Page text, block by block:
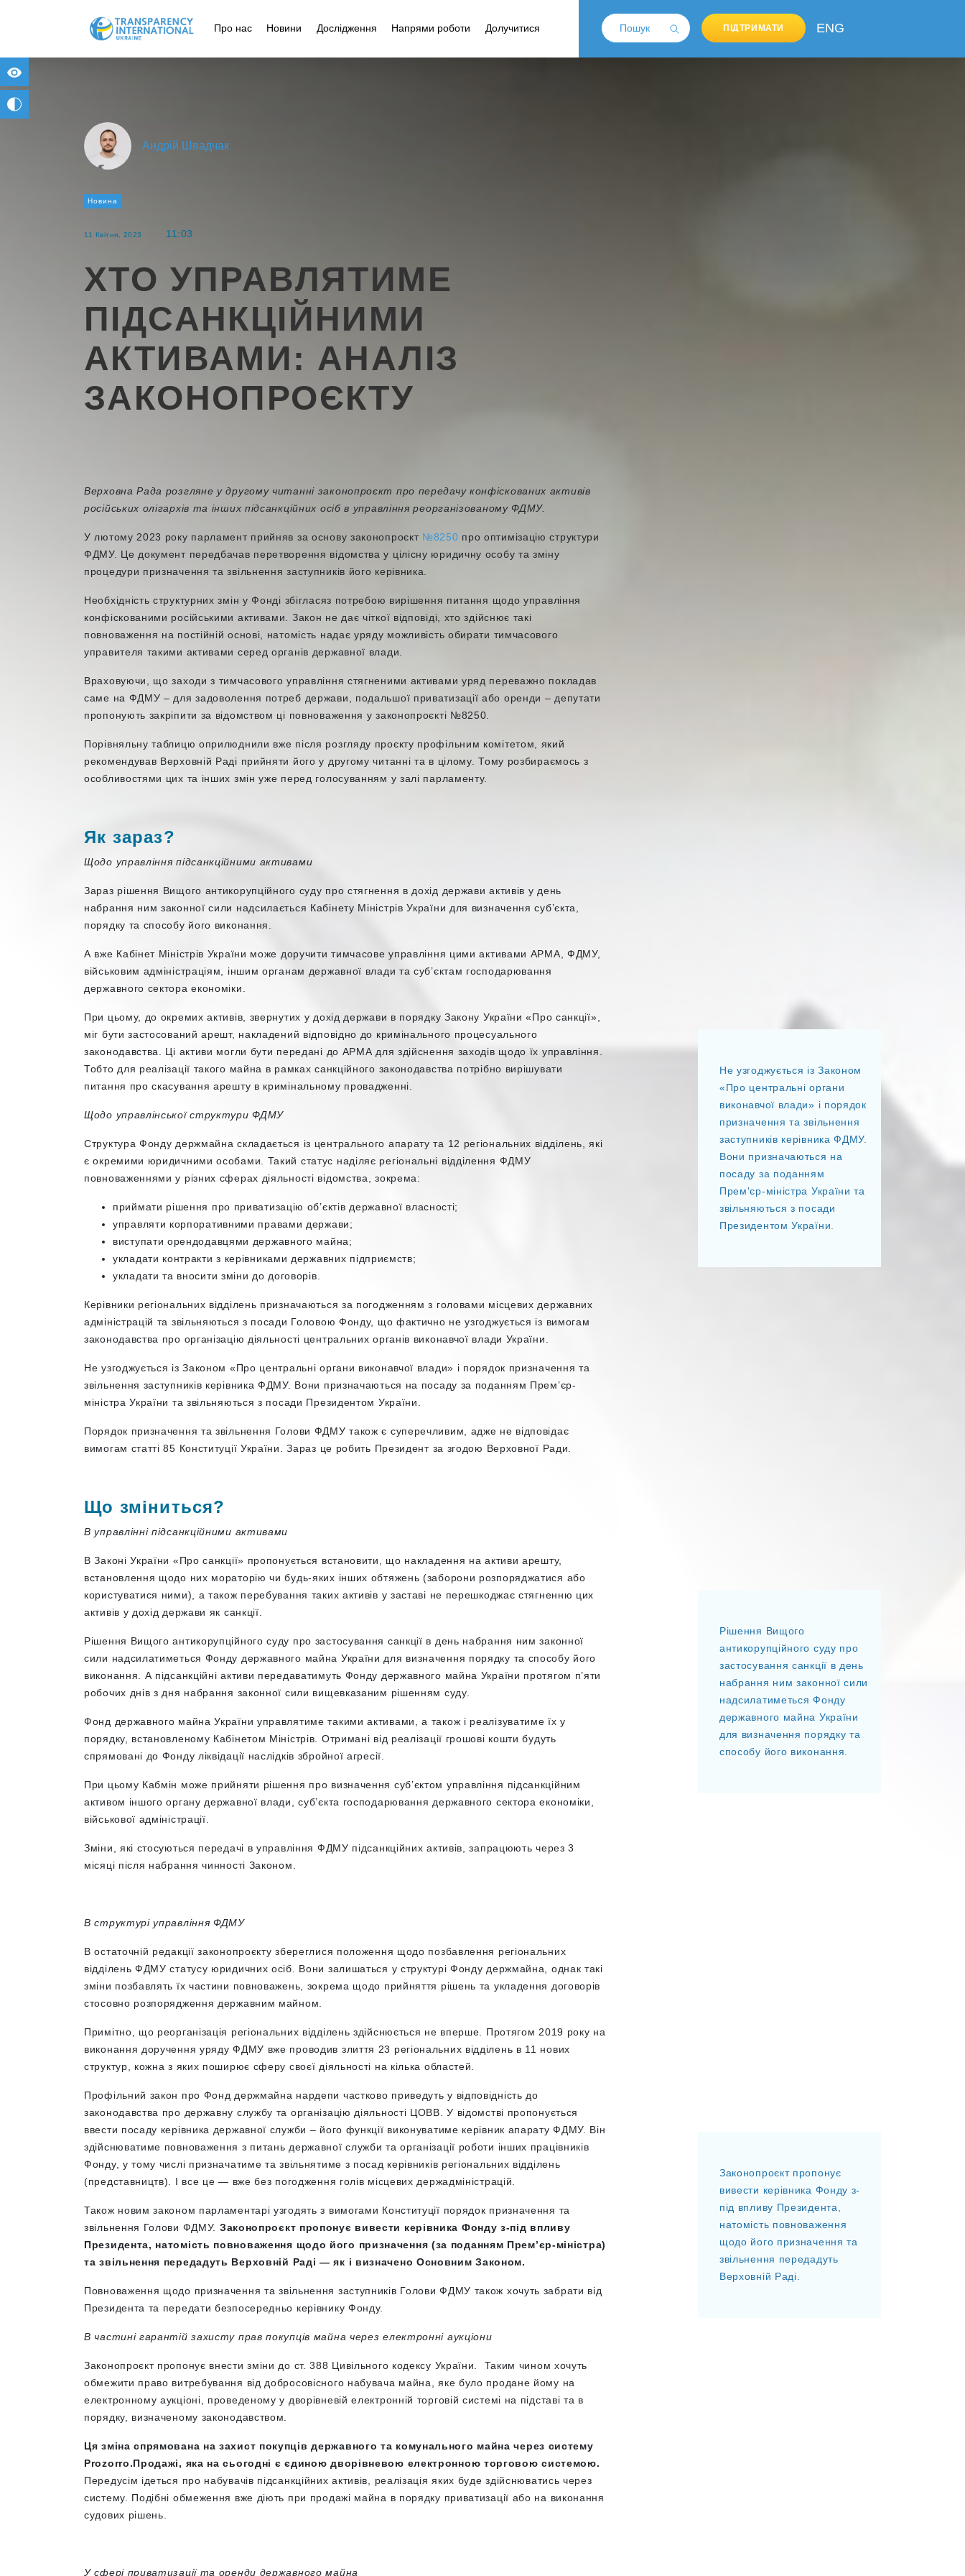
Про нас Новини Дослідження Напрями роботи Долучитися ПІДТРИМАТИ ENG
Андрій Швадчак
Новина
11 Квітня, 2023 11:03
ХТО УПРАВЛЯТИМЕ
ПІДСАНКЦІЙНИМИ
АКТИВАМИ: АНАЛІЗ
ЗАКОНОПРОЄКТУ
Верховна Рада розгляне у другому читанні законопроєкт про передачу конфіскованих активів
російських олігархів та інших підсанкційних осіб в управління реорганізованому ФДМУ.
У лютому 2023 року парламент прийняв за основу законопроєкт №8250 про оптимізацію структури
ФДМУ. Це документ передбачав перетворення відомства у цілісну юридичну особу та зміну
процедури призначення та звільнення заступників його керівника.
Необхідність структурних змін у Фонді збігласяз потребою вирішення питання щодо управління
конфіскованими російськими активами. Закон не дає чіткої відповіді, хто здійснює такі
повноваження на постійній основі, натомість надає уряду можливість обирати тимчасового
управителя такими активами серед органів державної влади.
Враховуючи, що заходи з тимчасового управління стягненими активами уряд переважно покладав
саме на ФДМУ – для задоволення потреб держави, подальшої приватизації або оренди – депутати
пропонують закріпити за відомством ці повноваження у законопроєкті №8250.
Порівняльну таблицю оприлюднили вже після розгляду проєкту профільним комітетом, який
рекомендував Верховній Раді прийняти його у другому читанні та в цілому. Тому розбираємось з
особливостями цих та інших змін уже перед голосуванням у залі парламенту.
Як зараз?
Щодо управління підсанкційними активами
Зараз рішення Вищого антикорупційного суду про стягнення в дохід держави активів у день
набрання ним законної сили надсилається Кабінету Міністрів України для визначення суб’єкта,
порядку та способу його виконання.
А вже Кабінет Міністрів України може доручити тимчасове управління цими активами АРМА, ФДМУ,
військовим адміністраціям, іншим органам державної влади та суб’єктам господарювання
державного сектора економіки.
При цьому, до окремих активів, звернутих у дохід держави в порядку Закону України «Про санкції»,
міг бути застосований арешт, накладений відповідно до кримінального процесуального
законодавства. Ці активи могли бути передані до АРМА для здійснення заходів щодо їх управління.
Тобто для реалізації такого майна в рамках санкційного законодавства потрібно вирішувати
питання про скасування арешту в кримінальному провадженні.
Щодо управлінської структури ФДМУ
Структура Фонду держмайна складається із центрального апарату та 12 регіональних відділень, які
є окремими юридичними особами. Такий статус наділяє регіональні відділення ФДМУ
повноваженнями у різних сферах діяльності відомства, зокрема:
приймати рішення про приватизацію об’єктів державної власності;
управляти корпоративними правами держави;
виступати орендодавцями державного майна;
укладати контракти з керівниками державних підприємств;
укладати та вносити зміни до договорів.
Керівники регіональних відділень призначаються за погодженням з головами місцевих державних
адміністрацій та звільняються з посади Головою Фонду, що фактично не узгоджується із вимогам
законодавства про організацію діяльності центральних органів виконавчої влади України.
Не узгоджується із Законом «Про центральні органи виконавчої влади» і порядок призначення та
звільнення заступників керівника ФДМУ. Вони призначаються на посаду за поданням Прем’єр-
міністра України та звільняються з посади Президентом України.
Порядок призначення та звільнення Голови ФДМУ також є суперечливим, адже не відповідає
вимогам статті 85 Конституції України. Зараз це робить Президент за згодою Верховної Ради.
Не узгоджується із Законом
«Про центральні органи
виконавчої влади» і порядок
призначення та звільнення
заступників керівника ФДМУ.
Вони призначаються на
посаду за поданням
Прем'єр-міністра України та
звільняються з посади
Президентом України.
Що зміниться?
В управлінні підсанкційними активами
В Законі України «Про санкції» пропонується встановити, що накладення на активи арешту,
встановлення щодо них мораторію чи будь-яких інших обтяжень (заборони розпоряджатися або
користуватися ними), а також перебування таких активів у заставі не перешкоджає стягненню цих
активів у дохід держави як санкції.
Рішення Вищого антикорупційного суду про застосування санкції в день набрання ним законної
сили надсилатиметься Фонду державного майна України для визначення порядку та способу його
виконання. А підсанкційні активи передаватимуть Фонду державного майна України протягом п’яти
робочих днів з дня набрання законної сили вищевказаним рішенням суду.
Фонд державного майна України управлятиме такими активами, а також і реалізуватиме їх у
порядку, встановленому Кабінетом Міністрів. Отримані від реалізації грошові кошти будуть
спрямовані до Фонду ліквідації наслідків збройної агресії.
При цьому Кабмін може прийняти рішення про визначення суб’єктом управління підсанкційним
активом іншого органу державної влади, суб’єкта господарювання державного сектора економіки,
військової адміністрації.
Зміни, які стосуються передачі в управління ФДМУ підсанкційних активів, запрацюють через 3
місяці після набрання чинності Законом.
Рішення Вищого
антикорупційного суду про
застосування санкції в день
набрання ним законної сили
надсилатиметься Фонду
державного майна України
для визначення порядку та
способу його виконання.
В структурі управління ФДМУ
В остаточній редакції законопроєкту збереглися положення щодо позбавлення регіональних
відділень ФДМУ статусу юридичних осіб. Вони залишаться у структурі Фонду держмайна, однак такі
зміни позбавлять їх частини повноважень, зокрема щодо прийняття рішень та укладення договорів
стосовно розпорядження державним майном.
Примітно, що реорганізація регіональних відділень здійснюється не вперше. Протягом 2019 року на
виконання доручення уряду ФДМУ вже проводив злиття 23 регіональних відділень в 11 нових
структур, кожна з яких поширює сферу своєї діяльності на кілька областей.
Профільний закон про Фонд держмайна нардепи частково приведуть у відповідність до
законодавства про державну службу та організацію діяльності ЦОВВ. У відомстві пропонується
ввести посаду керівника державної служби – його функції виконуватиме керівник апарату ФДМУ. Він
здійснюватиме повноваження з питань державної служби та організації роботи інших працівників
Фонду, у тому числі призначатиме та звільнятиме з посад керівників регіональних відділень
(представництв). І все це — вже без погодження голів місцевих держадміністрацій.
Також новим законом парламентарі узгодять з вимогами Конституції порядок призначення та
звільнення Голови ФДМУ. Законопроєкт пропонує вивести керівника Фонду з-під впливу
Президента, натомість повноваження щодо його призначення (за поданням Прем’єр-міністра)
та звільнення передадуть Верховній Раді — як і визначено Основним Законом.
Повноваження щодо призначення та звільнення заступників Голови ФДМУ також хочуть забрати від
Президента та передати безпосередньо керівнику Фонду.
В частині гарантій захисту прав покупців майна через електронні аукціони
Законопроєкт пропонує внести зміни до ст. 388 Цивільного кодексу України. Таким чином хочуть
обмежити право витребування від добросовісного набувача майна, яке було продане йому на
електронному аукціоні, проведеному у дворівневій електронній торговій системі на підставі та в
порядку, визначеному законодавством.
Ця зміна спрямована на захист покупців державного та комунального майна через систему
Prozorro.Продажі, яка на сьогодні є єдиною дворівневою електронною торговою системою.
Передусім ідеться про набувачів підсанкційних активів, реалізація яких буде здійснюватись через
систему. Подібні обмеження вже діють при продажі майна в порядку приватизації або на виконання
судових рішень.
Законопроєкт пропонує
вивести керівника Фонду з-
під впливу Президента,
натомість повноваження
щодо його призначення та
звільнення передадуть
Верховній Раді.
У сфері приватизації та оренди державного майна